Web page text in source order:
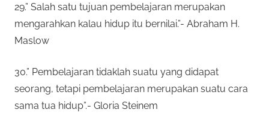
29.” Salah satu tujuan pembelajaran merupakan
mengarahkan kalau hidup itu bernilai.”- Abraham H.
Maslow
30.” Pembelajaran tidaklah suatu yang didapat
seorang, tetapi pembelajaran merupakan suatu cara
sama tua hidup”.- Gloria Steinem